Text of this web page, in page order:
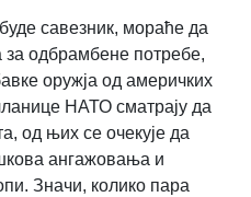
савезник, мораће да
за одбрамбене потребе,
оружја од америчких
НАТО сматрају да
од њих се очекује да
ангажовања и
Значи, колико пара